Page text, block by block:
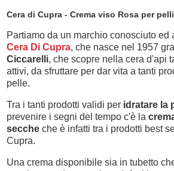
Cera di Cupra - Crema viso Rosa per
Partiamo da un marchio conosciuto ed
Cera Di Cupra, che nasce nel 1957
Ciccarelli, che scopre nella cera d'api
attivi, da sfruttare per dar vita a tanti
pelle.
Tra i tanti prodotti validi per idratare la
prevenire i segni del tempo c'è la
secche che è infatti tra i prodotti best
Cupra.
Una crema disponibile sia in tubetto